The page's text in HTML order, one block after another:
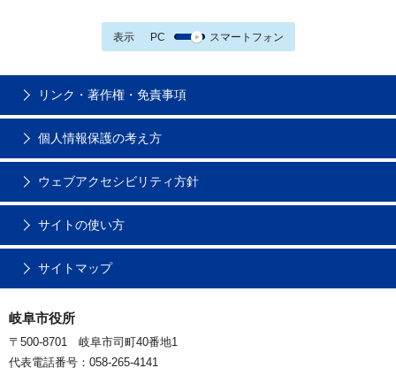
表示 PC スマートフォン
リンク・著作権・免責事項
個人情報保護の考え方
ウェブアクセシビリティ方針
サイトの使い方
サイトマップ
岐阜市役所
〒500-8701 岐阜市司町40番地1
代表電話番号：058-265-4141